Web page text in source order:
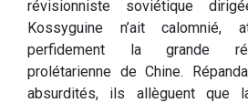
révisionniste soviétique
Kossyguine n’ait calomnié,
perfidement la grande
prolétarienne de Chine.
absurdités, ils allèguent que